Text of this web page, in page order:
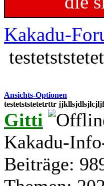
Kakadu-
Ansichts-Optionen
testetststetetrttr
Gitti
Kakadu-
Beiträge: